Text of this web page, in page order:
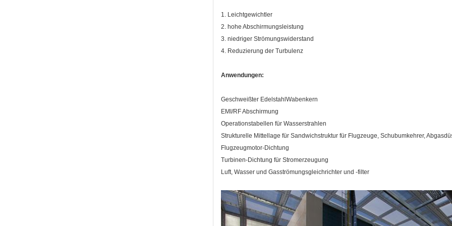
1. Leichtgewichtler
2. hohe Abschirmungsleistung
3. niedriger Strömungswiderstand
4. Reduzierung der Turbulenz
Anwendungen:
Geschweißter EdelstahlWabenkern
EMI/RF Abschirmung
Operationstabellen für Wasserstrahlen
Strukturelle Mittellage für Sandwichstruktur für Flugzeuge, Schubumkehrer,
Flugzeugmotor-Dichtung
Turbinen-Dichtung für Stromerzeugung
Luft, Wasser und Gasströmungsgleichrichter und -filter